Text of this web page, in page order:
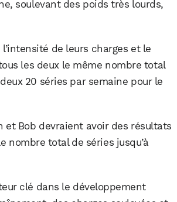
soulevant des poids très lourds,
de leurs charges et le
les deux le même nombre total
20 séries par semaine pour le
et Bob devraient avoir des résultats
nombre total de séries jusqu’à
clé dans le développement